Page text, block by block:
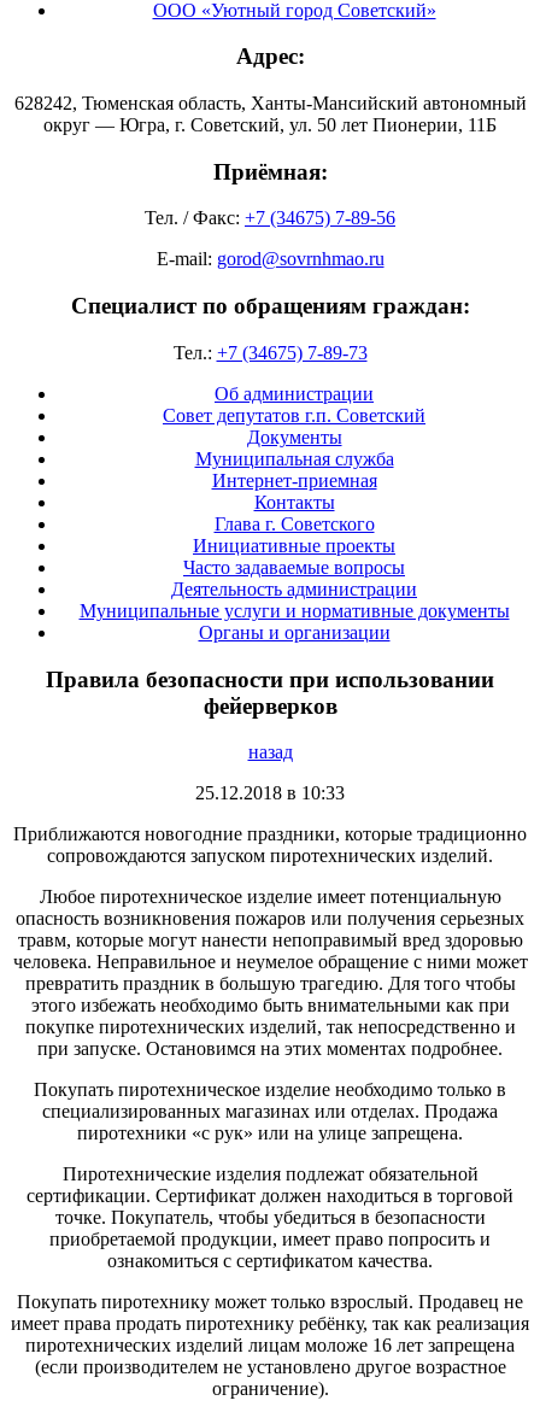
ООО «Уютный город Советский»
Адрес:
628242, Тюменская область, Ханты-Мансийский автономный
округ — Югра, г. Советский, ул. 50 лет Пионерии, 11Б
Приёмная:
Тел. / Факс: +7 (34675) 7-89-56
E-mail: gorod@sovrnhmao.ru
Специалист по обращениям граждан:
Тел.: +7 (34675) 7-89-73
Об администрации
Совет депутатов г.п. Советский
Документы
Муниципальная служба
Интернет-приемная
Контакты
Глава г. Советского
Инициативные проекты
Часто задаваемые вопросы
Деятельность администрации
Муниципальные услуги и нормативные документы
Органы и организации
Правила безопасности при использовании
фейерверков
назад
25.12.2018 в 10:33
Приближаются новогодние праздники, которые традиционно
сопровождаются запуском пиротехнических изделий.
Любое пиротехническое изделие имеет потенциальную
опасность возникновения пожаров или получения серьезных
травм, которые могут нанести непоправимый вред здоровью
человека. Неправильное и неумелое обращение с ними может
превратить праздник в большую трагедию. Для того чтобы
этого избежать необходимо быть внимательными как при
покупке пиротехнических изделий, так непосредственно и
при запуске. Остановимся на этих моментах подробнее.
Покупать пиротехническое изделие необходимо только в
специализированных магазинах или отделах. Продажа
пиротехники «с рук» или на улице запрещена.
Пиротехнические изделия подлежат обязательной
сертификации. Сертификат должен находиться в торговой
точке. Покупатель, чтобы убедиться в безопасности
приобретаемой продукции, имеет право попросить и
ознакомиться с сертификатом качества.
Покупать пиротехнику может только взрослый. Продавец не
имеет права продать пиротехнику ребёнку, так как реализация
пиротехнических изделий лицам моложе 16 лет запрещена
(если производителем не установлено другое возрастное
ограничение).